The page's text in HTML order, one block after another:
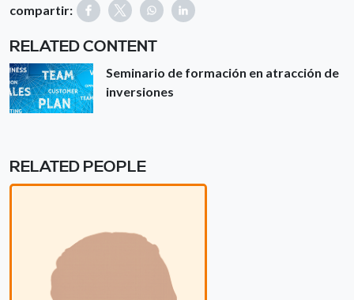
compartir:
RELATED CONTENT
Seminario de formación en atracción de
inversiones
RELATED PEOPLE